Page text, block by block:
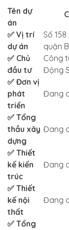
Tên dự
án
✅ Vị trí
dự án
Số
quận
✅ Chủ
đầu tư
Công
Động
✅ Đơn vị
phát
triển
Đang
✅ Tổng
thầu xây
dựng
Đang
✅ Thiết
kế kiến
trúc
Đang
✅ Thiết
kế nội
thất
Đang
✅ Tổng